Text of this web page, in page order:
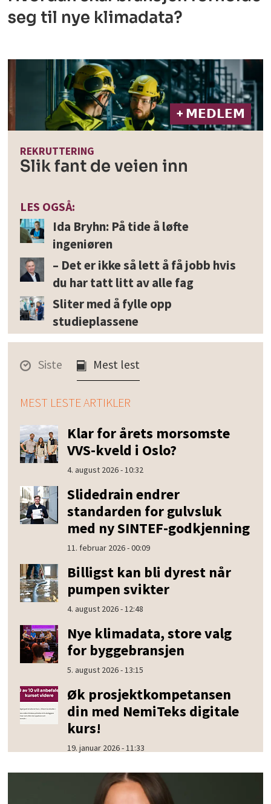
seg til nye klimadata?
+ 𝗠𝗘𝗗𝗟𝗘𝗠
REKRUTTERING
Slik fant de veien inn
LES OGSÅ:
Ida Bryhn: På tide å løfte
ingeniøren
– Det er ikke så lett å få jobb hvis
du har tatt litt av alle fag
Sliter med å fylle opp
studieplassene
Siste Mest lest
MEST LESTE ARTIKLER
Klar for årets morsomste
VVS-kveld i Oslo?
4. august 2026 - 10:32
Slidedrain endrer
standarden for gulvsluk
med ny SINTEF-godkjenning
11. februar 2026 - 00:09
Billigst kan bli dyrest når
pumpen svikter
4. august 2026 - 12:48
Nye klimadata, store valg
for byggebransjen
5. august 2026 - 13:15
Øk prosjektkompetansen
din med NemiTeks digitale
kurs!
19. januar 2026 - 11:33